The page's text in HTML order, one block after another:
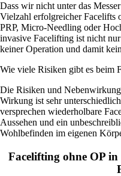
Dass wir nicht unter das
Vielzahl erfolgreicher Facelifts
PRP, Micro-Needling oder
invasive Facelifting ist nicht
keiner Operation und damit
Wie viele Risiken gibt es beim
Die Risiken und
Wirkung ist sehr
versprechen wiederholbare
Aussehen und ein
Wohlbefinden im eigenen
Facelifting ohne OP